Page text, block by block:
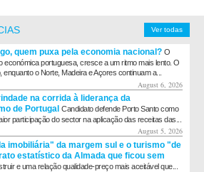
Ver todas
quem puxa pela economia nacional? O
económica portuguesa, cresce a um ritmo mais lento. O
o Norte, Madeira e Açores continuam a...
August 6, 2026
na corrida à liderança da
de Portugal Candidato defende Porto Santo como
participação do sector na aplicação das receitas das...
August 5, 2026
imobiliária" da margem sul e o turismo "de
estatístico da Almada que ficou sem
e uma relação qualidade-preço mais aceitável que...